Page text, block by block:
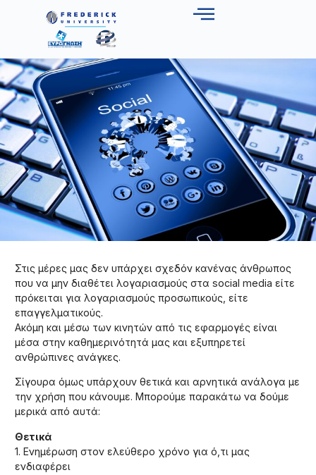
Στις μέρες μας δεν υπάρχει σχεδόν κανένας άνθρωπος
που να μην διαθέτει λογαριασμούς στα social media είτε
πρόκειται για λογαριασμούς προσωπικούς, είτε
επαγγελματικούς.
Ακόμη και μέσω των κινητών από τις εφαρμογές είναι
μέσα στην καθημερινότητά μας και εξυπηρετεί
ανθρώπινες ανάγκες.
Σίγουρα όμως υπάρχουν θετικά και αρνητικά ανάλογα με
την χρήση που κάνουμε. Μπορούμε παρακάτω να δούμε
μερικά από αυτά:
Θετικά
1. Ενημέρωση στον ελεύθερο χρόνο για ό,τι μας
ενδιαφέρει